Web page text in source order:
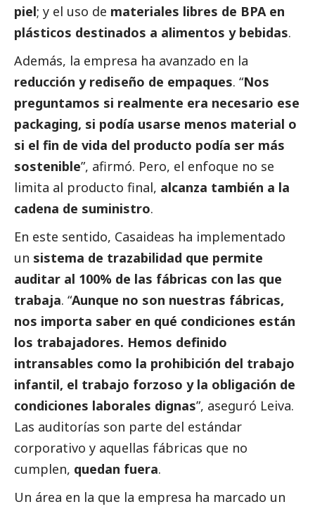
piel; y el uso de materiales libres de BPA en
plásticos destinados a alimentos y bebidas.
Además, la empresa ha avanzado en la
reducción y rediseño de empaques. “Nos
preguntamos si realmente era necesario ese
packaging, si podía usarse menos material o
si el fin de vida del producto podía ser más
sostenible”, afirmó. Pero, el enfoque no se
limita al producto final, alcanza también a la
cadena de suministro.
En este sentido, Casaideas ha implementado
un sistema de trazabilidad que permite
auditar al 100% de las fábricas con las que
trabaja. “Aunque no son nuestras fábricas,
nos importa saber en qué condiciones están
los trabajadores. Hemos definido
intransables como la prohibición del trabajo
infantil, el trabajo forzoso y la obligación de
condiciones laborales dignas”, aseguró Leiva.
Las auditorías son parte del estándar
corporativo y aquellas fábricas que no
cumplen, quedan fuera.
Un área en la que la empresa ha marcado un